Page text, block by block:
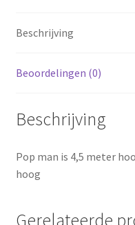
Beschrijving
Beoordelingen (0)
Beschrijving
Pop man is 4,5 meter
hoog
Gerelateerde